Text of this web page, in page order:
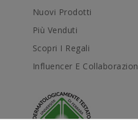
Nuovi Prodotti
Più Venduti
Scopri I Regali
Influencer E